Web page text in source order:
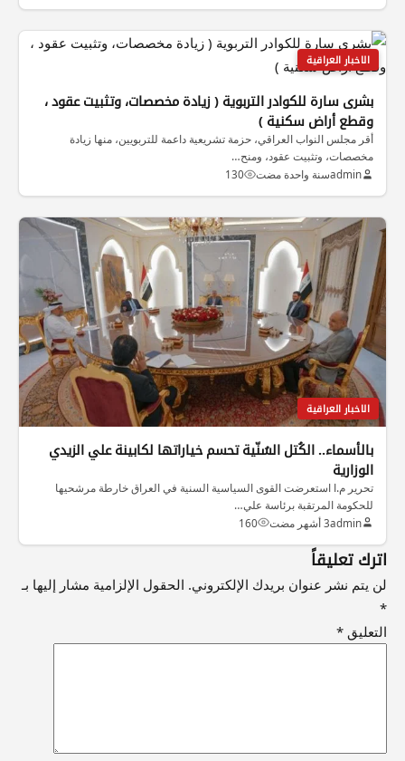
الاخبار العراقية
بشرى سارة للكوادر التربوية ( زيادة مخصصات، وتثبيت عقود ،
وقطع أراض سكنية )
أقر مجلس النواب العراقي، حزمة تشريعية داعمة للتربويين، منها زيادة
مخصصات، وتثبيت عقود، ومنح…
adminسنة واحدة مضت 130
الاخبار العراقية
بالأسماء.. الكُتل السُنّية تحسم خياراتها لكابينة علي الزيدي
الوزارية
تحرير م.ا استعرضت القوى السياسية السنية في العراق خارطة مرشحيها
للحكومة المرتقبة برئاسة علي…
admin3 أشهر مضت 160
اترك تعليقاً
لن يتم نشر عنوان بريدك الإلكتروني. الحقول الإلزامية مشار إليها بـ
*
التعليق *